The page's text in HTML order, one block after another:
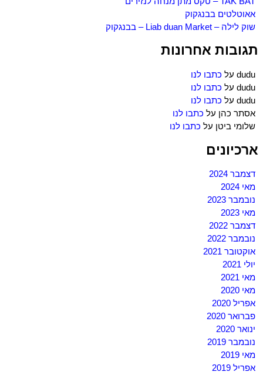
אאוטלטים בבנגקוק
שוק לילה – Liab duan Market – בבנגקוק
תגובות אחרונות
dudu על כתבו לנו
dudu על כתבו לנו
dudu על כתבו לנו
אסתר כהן על כתבו לנו
שלומי ביטן על כתבו לנו
ארכיונים
דצמבר 2024
מאי 2024
נובמבר 2023
מאי 2023
דצמבר 2022
נובמבר 2022
אוקטובר 2021
יולי 2021
מאי 2021
מאי 2020
אפריל 2020
פברואר 2020
ינואר 2020
נובמבר 2019
מאי 2019
אפריל 2019